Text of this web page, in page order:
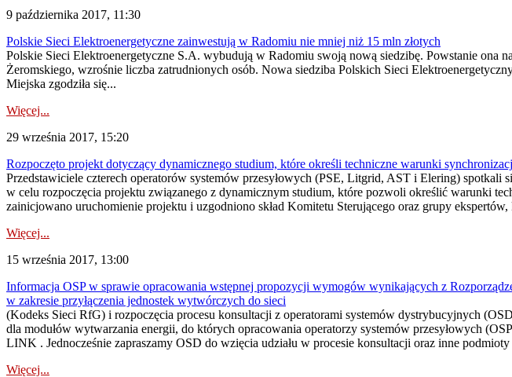
9 października 2017, 11:30
Polskie Sieci Elektroenergetyczne zainwestują w Radomiu nie mniej niż 15 mln złotych
Polskie Sieci Elektroenergetyczne S.A. wybudują w Radomiu swoją nową siedzibę. Powstanie ona
Żeromskiego, wzrośnie liczba zatrudnionych osób. Nowa siedziba Polskich Sieci
Miejska zgodziła się...
Więcej...
29 września 2017, 15:20
Rozpoczęto projekt dotyczący dynamicznego studium, które określi techniczne warunki
Przedstawiciele czterech operatorów systemów przesyłowych (PSE, Litgrid, AST i Elering)
w celu rozpoczęcia projektu związanego z dynamicznym studium, które pozwoli określić warunki
zainicjowano uruchomienie projektu i uzgodniono skład Komitetu Sterującego oraz grupy ekspertów,
Więcej...
15 września 2017, 13:00
Informacja OSP w sprawie opracowania wstępnej propozycji wymogów wynikających z
w zakresie przyłączenia jednostek wytwórczych do sieci
(Kodeks Sieci RfG) i rozpoczęcia procesu konsultacji z operatorami systemów dystrybucyjnych
dla modułów wytwarzania energii, do których opracowania operatorzy systemów przesyłowych
LINK . Jednocześnie zapraszamy OSD do wzięcia udziału w procesie konsultacji oraz inne
Więcej...